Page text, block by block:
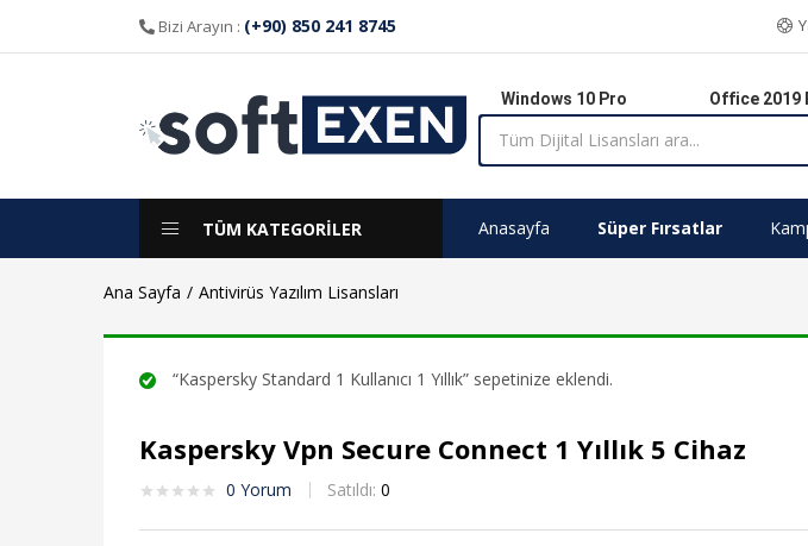
Bizi Arayın : (+90) 850 241 8745
Windows 10 Pro Office 2019
TÜM KATEGORİLER Anasayfa Süper Fırsatlar
Ana Sayfa Antivirüs Yazılım Lisansları
“Kaspersky Standard 1 Kullanıcı 1 Yıllık” sepetinize eklendi.
Kaspersky Vpn Secure Connect 1 Yıllık 5 Cihaz
0 Yorum Satıldı: 0